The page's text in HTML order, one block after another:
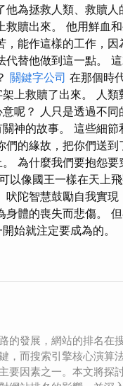
他為拯救人類、救贖人
贖出來。 他用鮮血
能作這樣的工作，因
替他做到這一點。
關鍵字公司 在那個時
上救贖了出來。 人類
呢？ 人只是透過不同
神的故事。 這些細節
的緣故，把你們送到
為什麼我們要抱怨要
以像國王一樣在天上
陀智慧鼓勵自我實現
身體的喪失而悲傷。
始就注定要成為的。
的發展，網站的排名在
，而搜索引擎核心演算
要因素之一。本文將探